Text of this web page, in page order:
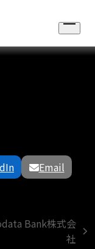
Open
menu
Email
Bank株式会
社